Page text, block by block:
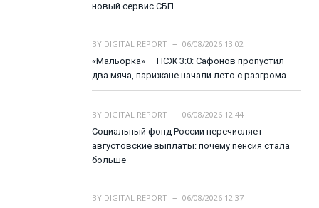
новый сервис СБП
BY DIGITAL REPORT
06/08/2026 13:02
«Мальорка» — ПСЖ 3:0: Сафонов пропустил
два мяча, парижане начали лето с разгрома
BY DIGITAL REPORT
06/08/2026 12:44
Социальный фонд России перечисляет
августовские выплаты: почему пенсия стала
больше
BY DIGITAL REPORT
06/08/2026 12:37